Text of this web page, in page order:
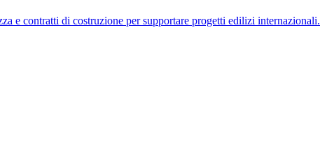
e contratti di costruzione per supportare progetti edilizi internazionali.